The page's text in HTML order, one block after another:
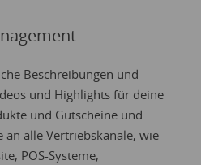
Beschreibungen und
und Highlights für deine
und Gutscheine und
an alle Vertriebskanäle, wie
POS-Systeme,